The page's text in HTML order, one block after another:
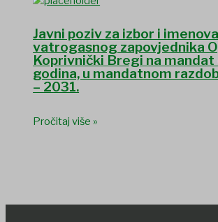
Javni poziv za izbor i
vatrogasnog zapovjednika
Koprivnički Bregi na mandat
godina, u mandatnom
– 2031.
Pročitaj više »